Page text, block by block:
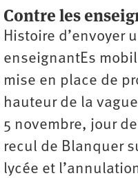
Contre les
Histoire d’envoyer
enseignantEs
mise en place de
hauteur de la
5 novembre, jour
recul de Blanquer
lycée et